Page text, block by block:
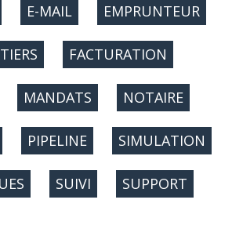
E-MAIL EMPRUNTEUR
FACTURATION
MANDATS NOTAIRE
PIPELINE SIMULATION
SUIVI SUPPORT